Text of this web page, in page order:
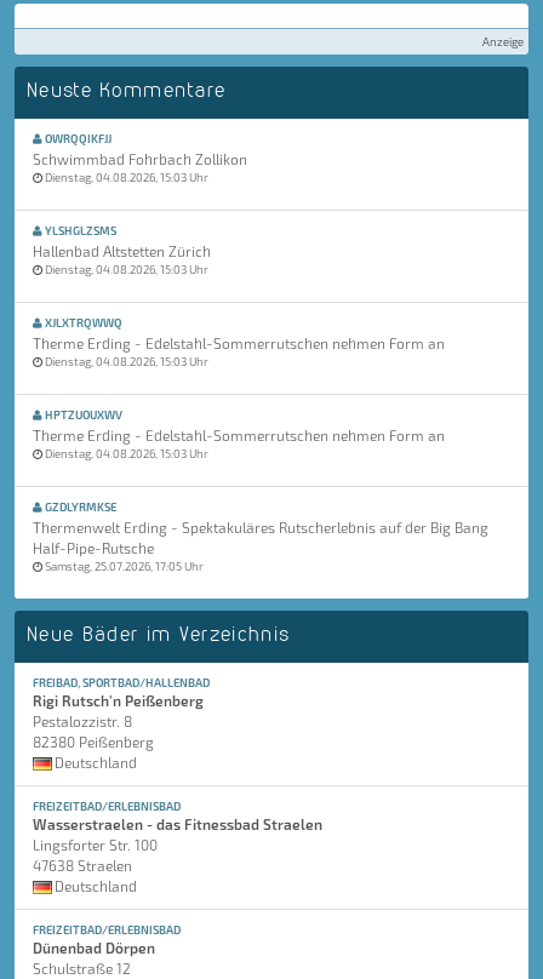
Anzeige
Neuste Kommentare
OWRQQIKFJJ
Schwimmbad Fohrbach Zollikon
Dienstag, 04.08.2026, 15:03 Uhr
YLSHGLZSMS
Hallenbad Altstetten Zürich
Dienstag, 04.08.2026, 15:03 Uhr
XJLXTRQWWQ
Therme Erding - Edelstahl-Sommerrutschen nehmen Form an
Dienstag, 04.08.2026, 15:03 Uhr
HPTZUOUXWV
Therme Erding - Edelstahl-Sommerrutschen nehmen Form an
Dienstag, 04.08.2026, 15:03 Uhr
GZDLYRMKSE
Thermenwelt Erding - Spektakuläres Rutscherlebnis auf der Big Bang
Half-Pipe-Rutsche
Samstag, 25.07.2026, 17:05 Uhr
Neue Bäder im Verzeichnis
FREIBAD, SPORTBAD/HALLENBAD
Rigi Rutsch'n Peißenberg
Pestalozzistr. 8
82380 Peißenberg
Deutschland
FREIZEITBAD/ERLEBNISBAD
Wasserstraelen - das Fitnessbad Straelen
Lingsforter Str. 100
47638 Straelen
Deutschland
FREIZEITBAD/ERLEBNISBAD
Dünenbad Dörpen
Schulstraße 12